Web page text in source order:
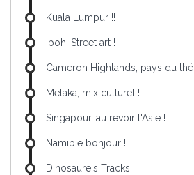
Kuala Lumpur !!
Ipoh, Street art !
Cameron Highlands, pays du thé.
Melaka, mix culturel !
Singapour, au revoir l'Asie !
Namibie bonjour !
Dinosaure's Tracks